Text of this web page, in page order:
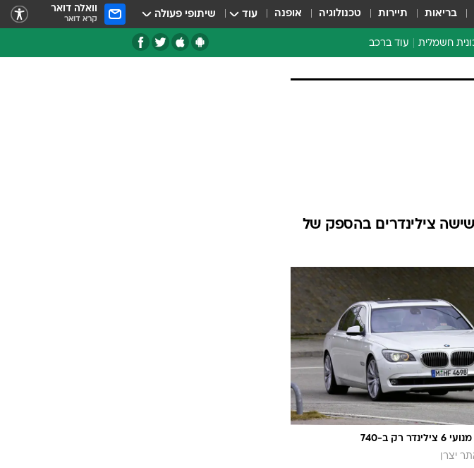
בריאות תיירות טכנולוגיה אופנה עוד שיתופי פעולה וואלה דואר
קרא דואר
חשמלית עוד ברכב
טכנולוגיה
סדנאות ושיפורים
דעות
כל הכתבות
ארכיון מדורים סוגרים שנה
פוטו רצח כתבו לנו
צילינדרים בהספק של
ב.מ.וו 760. מנועי 6 צילינדר רק ב-740
יצרן